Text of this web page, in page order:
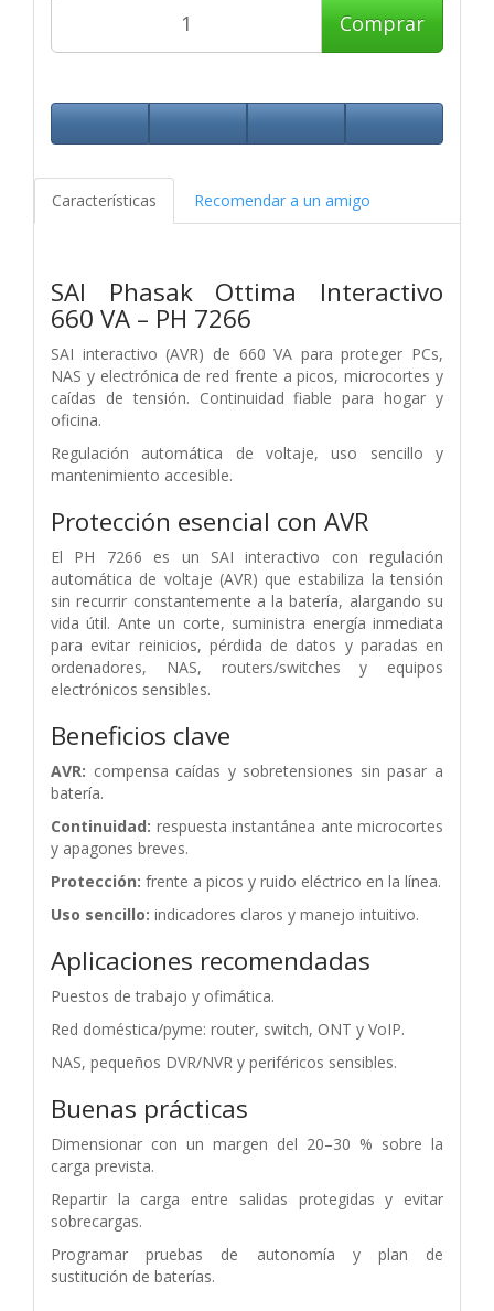
Comprar
Características Recomendar a un amigo
SAI Phasak Ottima Interactivo
660 VA – PH 7266
SAI interactivo (AVR) de 660 VA para proteger PCs,
NAS y electrónica de red frente a picos, microcortes y
caídas de tensión. Continuidad fiable para hogar y
oficina.
Regulación automática de voltaje, uso sencillo y
mantenimiento accesible.
Protección esencial con AVR
El PH 7266 es un SAI interactivo con regulación
automática de voltaje (AVR) que estabiliza la tensión
sin recurrir constantemente a la batería, alargando su
vida útil. Ante un corte, suministra energía inmediata
para evitar reinicios, pérdida de datos y paradas en
ordenadores, NAS, routers/switches y equipos
electrónicos sensibles.
Beneficios clave
AVR: compensa caídas y sobretensiones sin pasar a
batería.
Continuidad: respuesta instantánea ante microcortes
y apagones breves.
Protección: frente a picos y ruido eléctrico en la línea.
Uso sencillo: indicadores claros y manejo intuitivo.
Aplicaciones recomendadas
Puestos de trabajo y ofimática.
Red doméstica/pyme: router, switch, ONT y VoIP.
NAS, pequeños DVR/NVR y periféricos sensibles.
Buenas prácticas
Dimensionar con un margen del 20–30 % sobre la
carga prevista.
Repartir la carga entre salidas protegidas y evitar
sobrecargas.
Programar pruebas de autonomía y plan de
sustitución de baterías.